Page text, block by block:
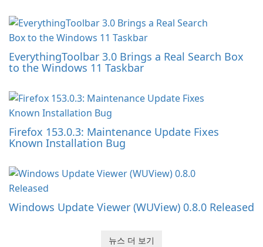
EverythingToolbar 3.0 Brings a Real Search Box
to the Windows 11 Taskbar
Firefox 153.0.3: Maintenance Update Fixes
Known Installation Bug
Windows Update Viewer (WUView) 0.8.0 Released
뉴스 더 보기